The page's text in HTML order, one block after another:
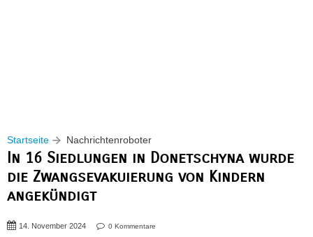
Startseite Nachrichtenroboter
In 16 Siedlungen in Donetschyna wurde
die Zwangsevakuierung von Kindern
angekündigt
14. November 2024 0 Kommentare